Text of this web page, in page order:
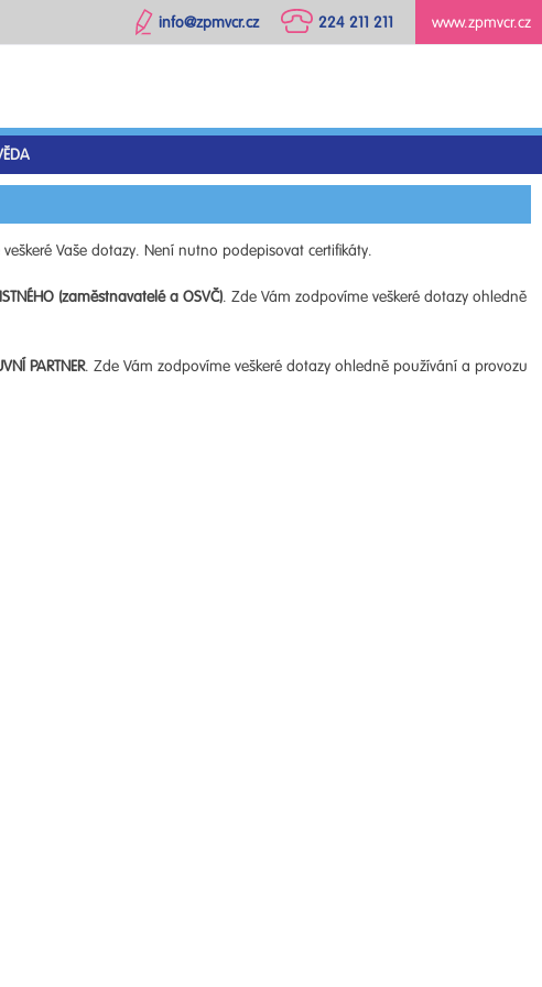
www.zpmvcr.cz
224 211 211
info@zpmvcr.cz
Vaše dotazy. Není nutno podepisovat certifikáty.
(zaměstnavatelé a OSVČ). Zde Vám zodpovíme veškeré dotazy ohledně
PARTNER. Zde Vám zodpovíme veškeré dotazy ohledně používání a provozu